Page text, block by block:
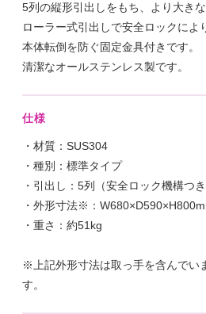
5列の縦形引出しをもち、より大き
ローラー式引出しで安全ロックに
本体転倒を防ぐ固定金具付きです。
清潔なオールステンレス製です。
仕様
・材質：SUS304
・種別：標準タイプ
・引出し：5列（安全ロック機構つき
・外形寸法※：
・重さ：約51kg
※上記外形寸法は取っ手を含んでい
す。